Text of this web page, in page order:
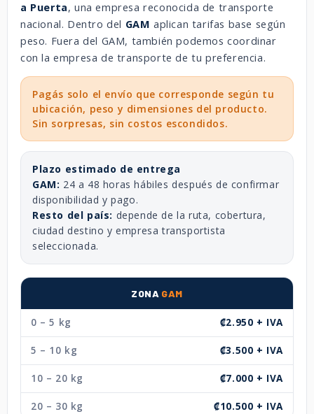
a Puerta, una empresa reconocida de transporte
nacional. Dentro del GAM aplican tarifas base según
peso. Fuera del GAM, también podemos coordinar
con la empresa de transporte de tu preferencia.
Pagás solo el envío que corresponde según tu
ubicación, peso y dimensiones del producto.
Sin sorpresas, sin costos escondidos.
Plazo estimado de entrega
GAM: 24 a 48 horas hábiles después de confirmar
disponibilidad y pago.
Resto del país: depende de la ruta, cobertura,
ciudad destino y empresa transportista
seleccionada.
ZONA GAM
0 – 5 kg ₡2.950 + IVA
5 – 10 kg ₡3.500 + IVA
10 – 20 kg ₡7.000 + IVA
20 – 30 kg ₡10.500 + IVA